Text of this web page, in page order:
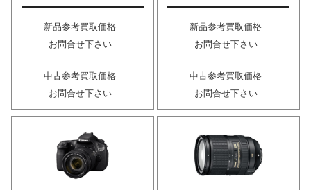
新品参考買取価格
お問合せ下さい
中古参考買取価格
お問合せ下さい
新品参考買取価格
お問合せ下さい
中古参考買取価格
お問合せ下さい